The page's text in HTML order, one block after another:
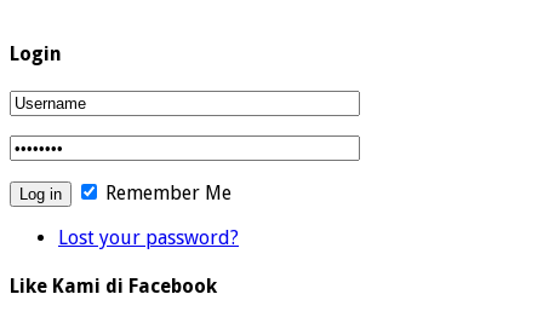
Login
Remember Me
Lost your password?
Like Kami di Facebook